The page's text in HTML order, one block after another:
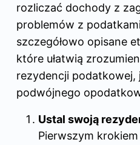
rozliczać dochody z
problemów z
szczegółowo opisane
które ułatwią
rezydencji podatkowej,
podwójnego
Ustal swoją
Pierwszym